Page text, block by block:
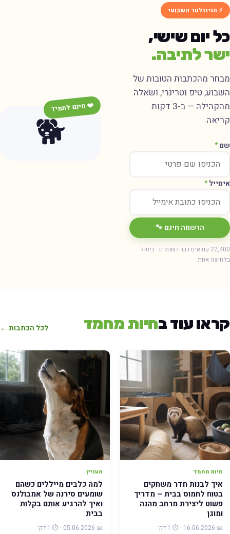
⚡ הניוזלטר השבועי
יום שישי,
לתיבה.
מהכתבות הטובות של
טיפ וטרינרי, ושאלה
מהקהילה — ב-3 דקות
*
*
הרשמה חינם 🐾
22,400 קוראים כבר רשומים · ביטול
אחת
🐕
❤️ חינם לתמיד
עוד בחיות מחמד לכל הכתבות ←
חיות מחמד
איך לבנות חדר משחקים
בטוח לחמוס בבית – מדריך
פשוט ליצירת מרחב מהנה
ומוגן
📅 16.06.2026 · ⏱️ 1 דק׳
מעניין
למה כלבים מייללים כשהם
שומעים סירנה של אמבולנס
ואיך להרגיע אותם בקלות
בבית
📅 05.06.2026 · ⏱️ 1 דק׳